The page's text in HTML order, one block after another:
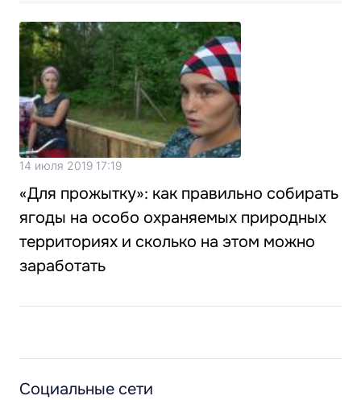
14 июля 2019 17:19
«Для прожытку»: как правильно собирать
ягоды на особо охраняемых природных
территориях и сколько на этом можно
заработать
Социальные сети